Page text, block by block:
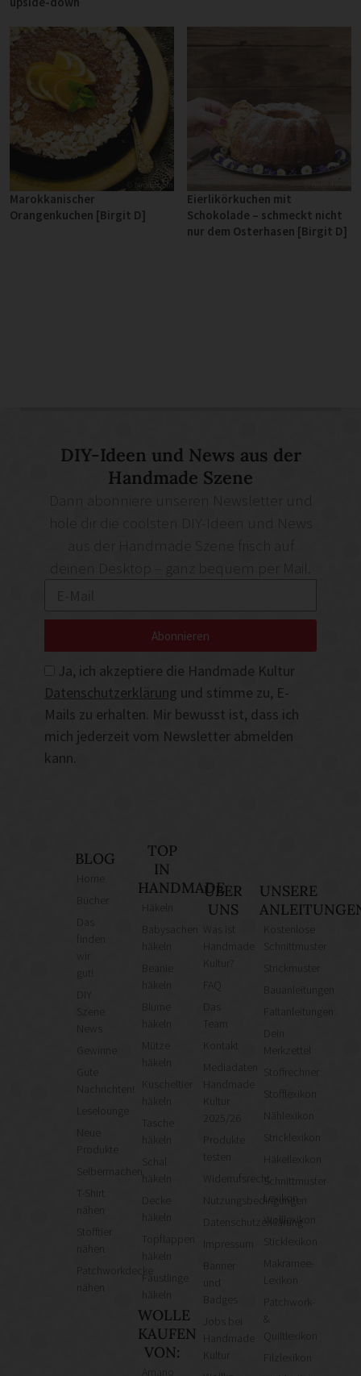
Marokkanischer
Orangenkuchen [Birgit D]
Eierlikörkuchen mit
Schokolade – schmeckt nicht
nur dem Osterhasen [Birgit D]
DIY-Ideen und News aus der
Handmade Szene
deinen Desktop – ganz bequem per Mail.
Ja, ich akzeptiere die Handmade Kultur
Datenschutzerklärung und stimme zu, E-
Mails zu erhalten. Mir bewusst ist, dass ich
mich jederzeit vom Newsletter abmelden
kann.
Abonnieren
BLOG
finden
gut!
News
Gute
Nachrichten!
Leselounge
Neue
Produkte
Selbermachen
T-Shirt
Stofftier
Patchworkdecke
TOP
IN
HANDMADE
häkeln
häkeln
Mütze
häkeln
Kuscheltier
Tasche
häkeln
häkeln
Topflappen
häkeln
Fäustlinge
häkeln
WOLLE
KAUFEN
VON:
ÜBER
UNS
Was ist
Kultur?
Das
Team
Kontakt
Mediadaten
Kultur
2025/26
Produkte
testen
Widerrufsrecht
Nutzungsbedingungen
Datenschutzerklärung
Kultur
UNSERE
Kostenlose
Schnittmuster
Strickmuster
Bauanleitungen
Faltanleitungen
Merkzettel
Stoffrechner
Stofflexikon
Nählexikon
Stricklexikon
Häkellexikon
Schnittmuster-
Lexikon
Wolllexikon
Sticklexikon
Makramee-
Lexikon
Patchwork-
&
Quiltlexikon
Filzlexikon